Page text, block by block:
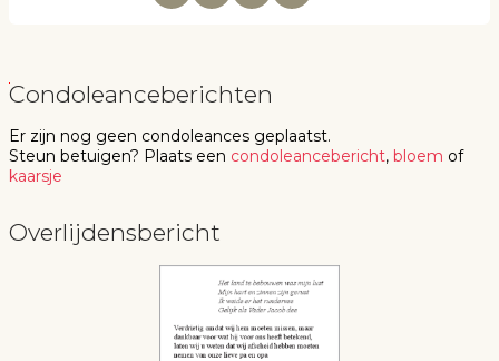
Condoleanceberichten
Er zijn nog geen condoleances geplaatst.
Steun betuigen? Plaats een condoleancebericht, bloem of
kaarsje
Overlijdensbericht